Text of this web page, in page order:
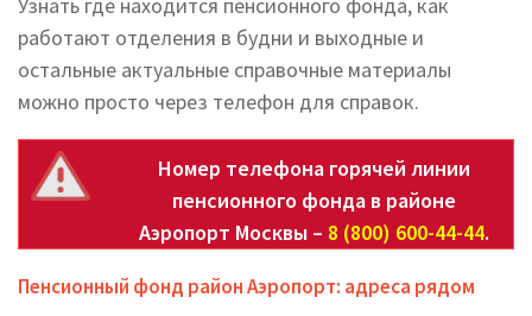
работают отделения в будни и выходные и
остальные актуальные справочные материалы
можно просто через телефон для справок.
Номер телефона горячей линии
пенсионного фонда в районе
Аэропорт Москвы – 8 (800) 600-44-44.
Пенсионный фонд район Аэропорт: адреса рядом